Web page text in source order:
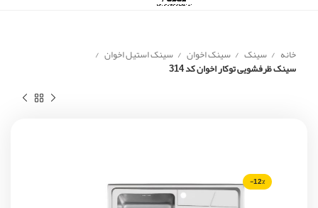
خانه سینک سینک اخوان سینک استیل اخوان
سینک ظرفشویی توکار اخوان کد 314
-12%